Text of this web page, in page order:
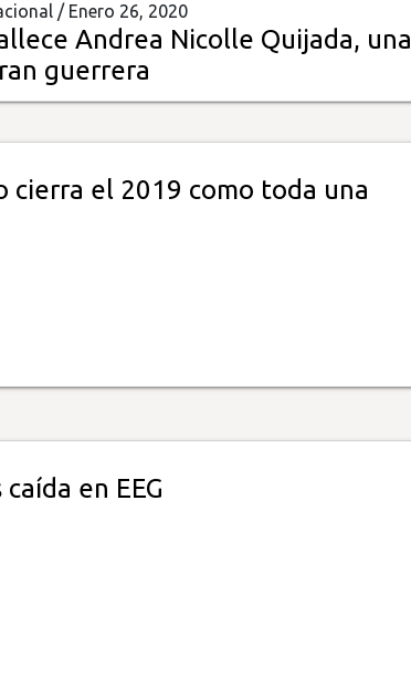
/ Enero 26, 2020
Andrea Nicolle Quijada, una
guerrera
cierra el 2019 como toda una
en EEG